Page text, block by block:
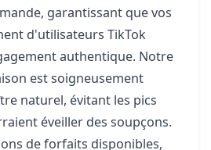
garantissant que vos
d'utilisateurs TikTok
authentique. Notre
est soigneusement
naturel, évitant les pics
éveiller des soupçons.
de forfaits disponibles,